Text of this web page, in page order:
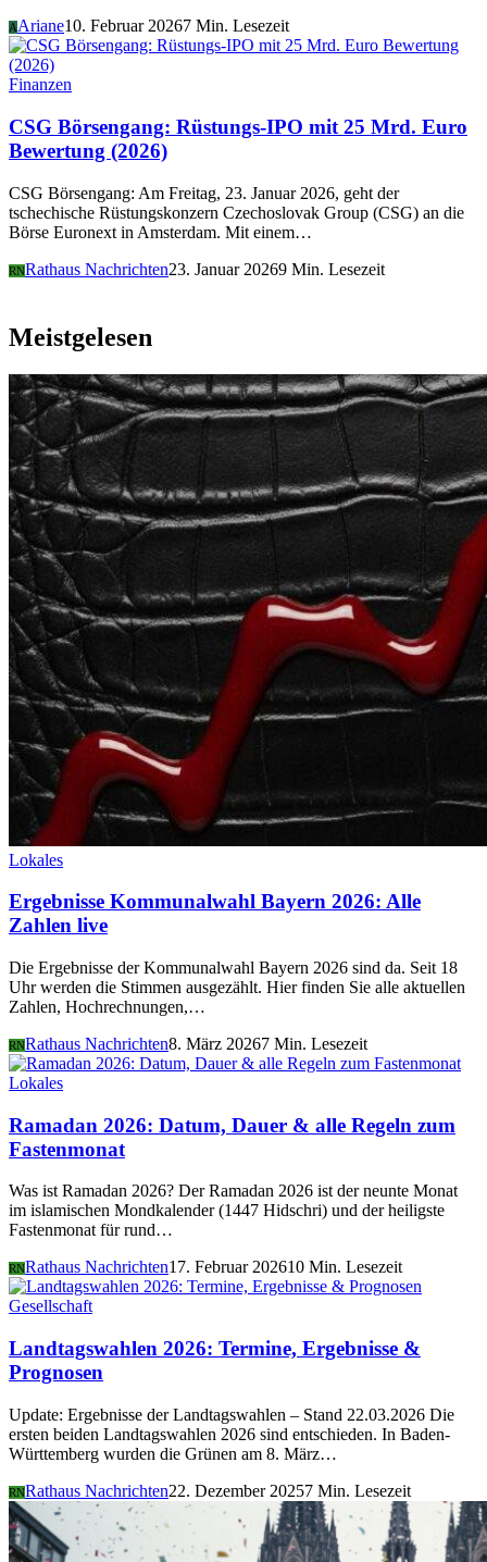
AAriane10. Februar 20267 Min. Lesezeit
Finanzen
CSG Börsengang: Rüstungs-IPO mit 25 Mrd. Euro
Bewertung (2026)
CSG Börsengang: Am Freitag, 23. Januar 2026, geht der
tschechische Rüstungskonzern Czechoslovak Group (CSG) an die
Börse Euronext in Amsterdam. Mit einem…
RNRathaus Nachrichten23. Januar 20269 Min. Lesezeit
Meistgelesen
Lokales
Ergebnisse Kommunalwahl Bayern 2026: Alle
Zahlen live
Die Ergebnisse der Kommunalwahl Bayern 2026 sind da. Seit 18
Uhr werden die Stimmen ausgezählt. Hier finden Sie alle aktuellen
Zahlen, Hochrechnungen,…
RNRathaus Nachrichten8. März 20267 Min. Lesezeit
Lokales
Ramadan 2026: Datum, Dauer & alle Regeln zum
Fastenmonat
Was ist Ramadan 2026? Der Ramadan 2026 ist der neunte Monat
im islamischen Mondkalender (1447 Hidschri) und der heiligste
Fastenmonat für rund…
RNRathaus Nachrichten17. Februar 202610 Min. Lesezeit
Gesellschaft
Landtagswahlen 2026: Termine, Ergebnisse &
Prognosen
Update: Ergebnisse der Landtagswahlen – Stand 22.03.2026 Die
ersten beiden Landtagswahlen 2026 sind entschieden. In Baden-
Württemberg wurden die Grünen am 8. März…
RNRathaus Nachrichten22. Dezember 20257 Min. Lesezeit